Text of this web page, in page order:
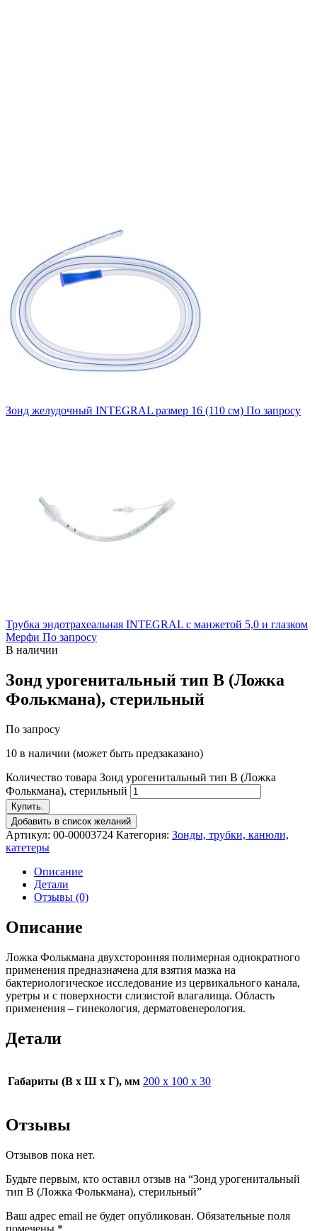
Зонд желудочный INTEGRAL размер 16 (110 см) По запросу
Трубка эндотрахеальная INTEGRAL с манжетой 5,0 и глазком
Мерфи По запросу
В наличии
Зонд урогенитальный тип В (Ложка
Фолькмана), стерильный
По запросу
10 в наличии (может быть предзаказано)
Количество товара Зонд урогенитальный тип В (Ложка
Фолькмана), стерильный
Купить.
Добавить в список желаний
Артикул: 00-00003724 Категория: Зонды, трубки, канюли,
катетеры
Описание
Детали
Отзывы (0)
Описание
Ложка Фолькмана двухсторонняя полимерная однократного
применения предназначена для взятия мазка на
бактериологическое исследование из цервикального канала,
уретры и с поверхности слизистой влагалища. Область
применения – гинекология, дерматовенерология.
Детали
Габариты (В х Ш х Г), мм 200 х 100 х 30
Отзывы
Отзывов пока нет.
Будьте первым, кто оставил отзыв на “Зонд урогенитальный
тип В (Ложка Фолькмана), стерильный”
Ваш адрес email не будет опубликован. Обязательные поля